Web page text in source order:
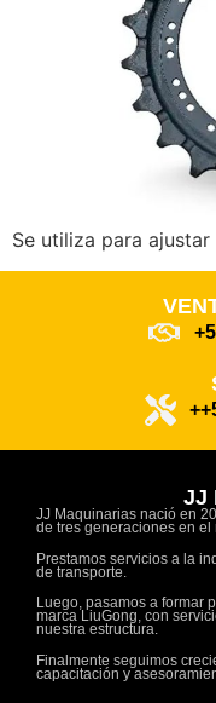
Se utiliza para
JJ
JJ Maquinarias nació en
de tres generaciones en el
Prestamos servicios a la
de transporte.
Luego, pasamos a formar
marca LiuGong, con
nuestra estructura.
Finalmente seguimos
capacitación y